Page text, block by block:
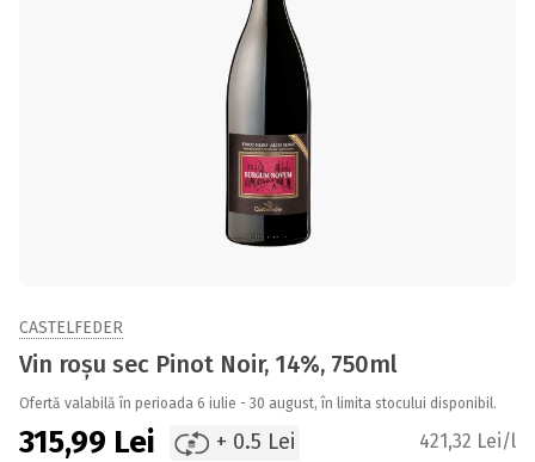
CASTELFEDER
Vin roșu sec Pinot Noir, 14%, 750ml
Ofertă valabilă în perioada 6 iulie - 30 august, în limita stocului disponibil.
315,99 Lei + 0.5 Lei 421,32 Lei/l